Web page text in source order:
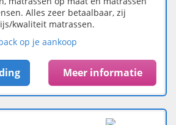
Alles zeer betaalbaar, zij
kwaliteit matrassen.
op je aankoop
Meer informatie